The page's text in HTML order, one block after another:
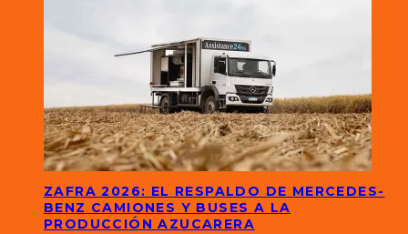
ZAFRA 2026: EL RESPALDO DE MERCEDES-
BENZ CAMIONES Y BUSES A LA
PRODUCCIÓN AZUCARERA